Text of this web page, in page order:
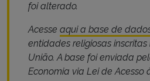
foi alterado.
Acesse aqui a base de
entidades religiosas
União. A base foi enviada
Economia via Lei de Acesso